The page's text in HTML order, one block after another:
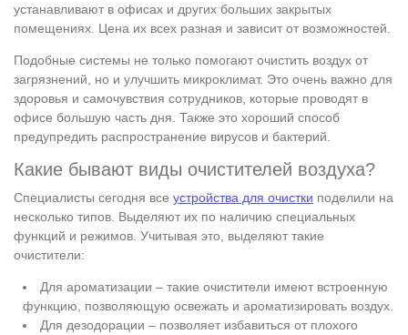
устанавливают в офисах и других больших закрытых
помещениях. Цена их всех разная и зависит от возможностей.
Подобные системы не только помогают очистить воздух от
загрязнений, но и улучшить микроклимат. Это очень важно для
здоровья и самочувствия сотрудников, которые проводят в
офисе большую часть дня. Также это хороший способ
предупредить распространение вирусов и бактерий.
Какие бывают виды очистителей воздуха?
Специалисты сегодня все устройства для очистки поделили на
несколько типов. Выделяют их по наличию специальных
функций и режимов. Учитывая это, выделяют такие
очистители:
Для ароматизации – такие очистители имеют встроенную
функцию, позволяющую освежать и ароматизировать воздух.
Для дезодорации – позволяет избавиться от плохого